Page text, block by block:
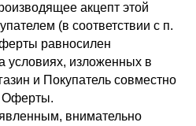
акцепт этой
(в соответствии с п.
равносилен
условиях, изложенных в
и Покупатель совместно
Оферты.
внимательно